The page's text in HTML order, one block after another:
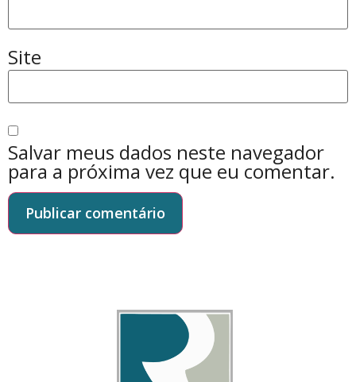
Site
Salvar meus dados neste navegador
para a próxima vez que eu comentar.